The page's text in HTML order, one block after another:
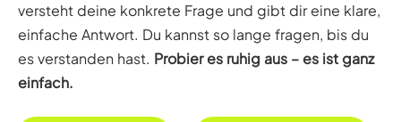
versteht deine konkrete Frage und gibt dir eine klare,
einfache Antwort. Du kannst so lange fragen, bis du
es verstanden hast. Probier es ruhig aus – es ist ganz
einfach.